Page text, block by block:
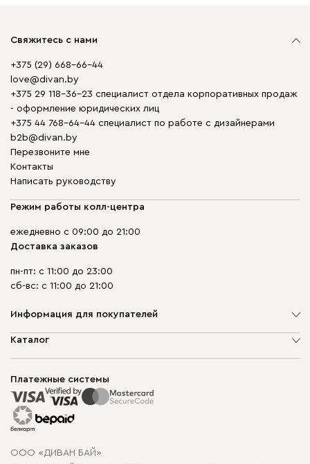
Свяжитесь с нами
+375 (29) 668-66-44
love@divan.by
+375 29 118-36-23 специалист отдела корпоративных продаж
- оформление юридических лиц
+375 44 768-64-44 специалист по работе с дизайнерами
b2b@divan.by
Перезвоните мне
Контакты
Написать руководству
Режим работы колл-центра
ежедневно с 09:00 до 21:00
Доставка заказов
пн-пт: с 11:00 до 23:00
сб-вс: с 11:00 до 21:00
Информация для покупателей
О компании
Способы оплаты
Рассрочка и кредит
Гарантия
Карта сайта
Политика конфиденциальности
Каталог
Корпусная мебель
Распродажа мебели
Платежные системы
ООО «ДИВАН БАЙ»